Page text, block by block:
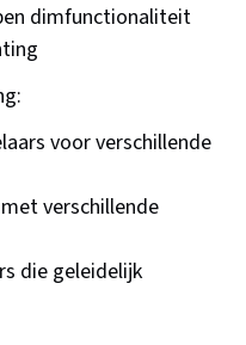
dimfunctionaliteit
voor verschillende
verschillende
die geleidelijk